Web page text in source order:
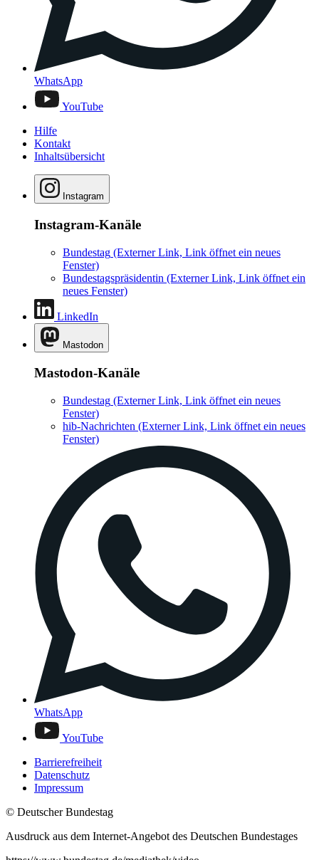
WhatsApp
YouTube
Hilfe
Kontakt
Inhaltsübersicht
Instagram
Instagram-Kanäle
Bundestag (Externer Link, Link öffnet ein neues
Fenster)
Bundestagspräsidentin (Externer Link, Link öffnet ein
neues Fenster)
LinkedIn
Mastodon
Mastodon-Kanäle
Bundestag (Externer Link, Link öffnet ein neues
Fenster)
hib-Nachrichten (Externer Link, Link öffnet ein neues
Fenster)
WhatsApp
YouTube
Barrierefreiheit
Datenschutz
Impressum
© Deutscher Bundestag
Ausdruck aus dem Internet-Angebot des Deutschen Bundestages